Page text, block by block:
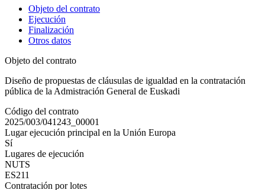
Objeto del contrato
Ejecución
Finalización
Otros datos
Objeto del contrato
Diseño de propuestas de cláusulas de igualdad en la contratación
pública de la Admistración General de Euskadi
Código del contrato
2025/003/041243_00001
Lugar ejecución principal en la Unión Europa
Sí
Lugares de ejecución
NUTS
ES211
Contratación por lotes